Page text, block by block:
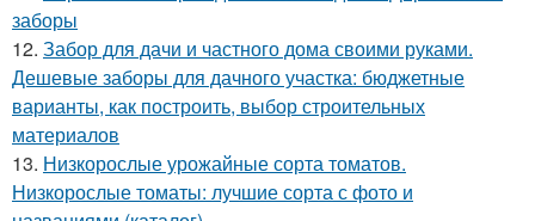
заборы
12. Забор для дачи и частного дома своими руками.
Дешевые заборы для дачного участка: бюджетные
варианты, как построить, выбор строительных
материалов
13. Низкорослые урожайные сорта томатов.
Низкорослые томаты: лучшие сорта с фото и